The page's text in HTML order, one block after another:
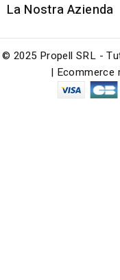
La Nostra Azienda
© 2025 Propell SRL -
| Ecommerce